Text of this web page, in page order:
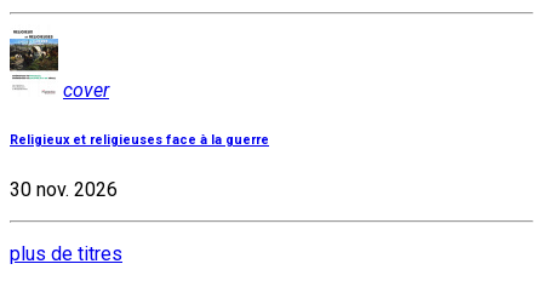
cover
Religieux et religieuses face à la guerre
30 nov. 2026
plus de titres